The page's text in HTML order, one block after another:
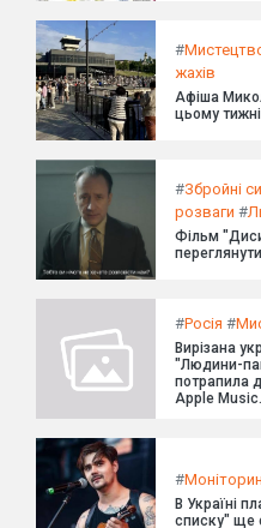
#
жахів
Афіша
цьому тижні
#Збройні
розваги #
Фільм
#Росія #
Вирізана
"Людини-
потрапила
Apple Music.
#
В Україні
списку" ще